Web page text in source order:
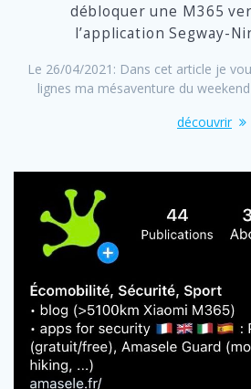
débloquer une M365
l’application Segway-
Le 26/04/2021: Dans cet article je
lignes ma mésaventure du
découvrir